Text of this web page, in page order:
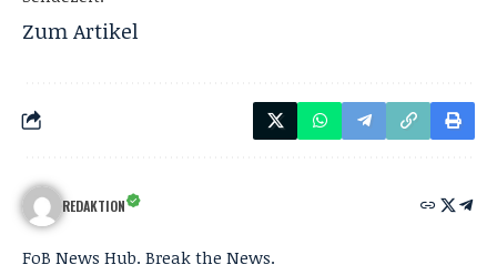
ZumArtikel
REDAKTION
FoB News Hub. Break the News.